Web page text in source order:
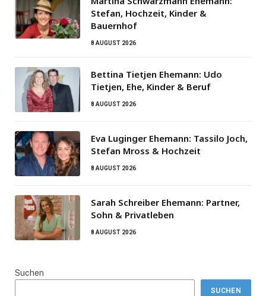
Stefan, Hochzeit, Kinder &
Bauernhof
8 AUGUST 2026
Bettina Tietjen Ehemann: Udo
Tietjen, Ehe, Kinder & Beruf
8 AUGUST 2026
Eva Luginger Ehemann: Tassilo Joch,
Stefan Mross & Hochzeit
8 AUGUST 2026
Sarah Schreiber Ehemann: Partner,
Sohn & Privatleben
8 AUGUST 2026
Suchen
SUCHEN